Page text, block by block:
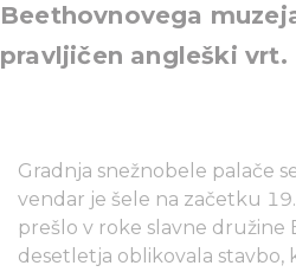
Beethovnovega
pravljičen angleški vrt.
Gradnja snežnobele palače
vendar je šele na začetku
prešlo v roke slavne družine
desetletja oblikovala stavbo,